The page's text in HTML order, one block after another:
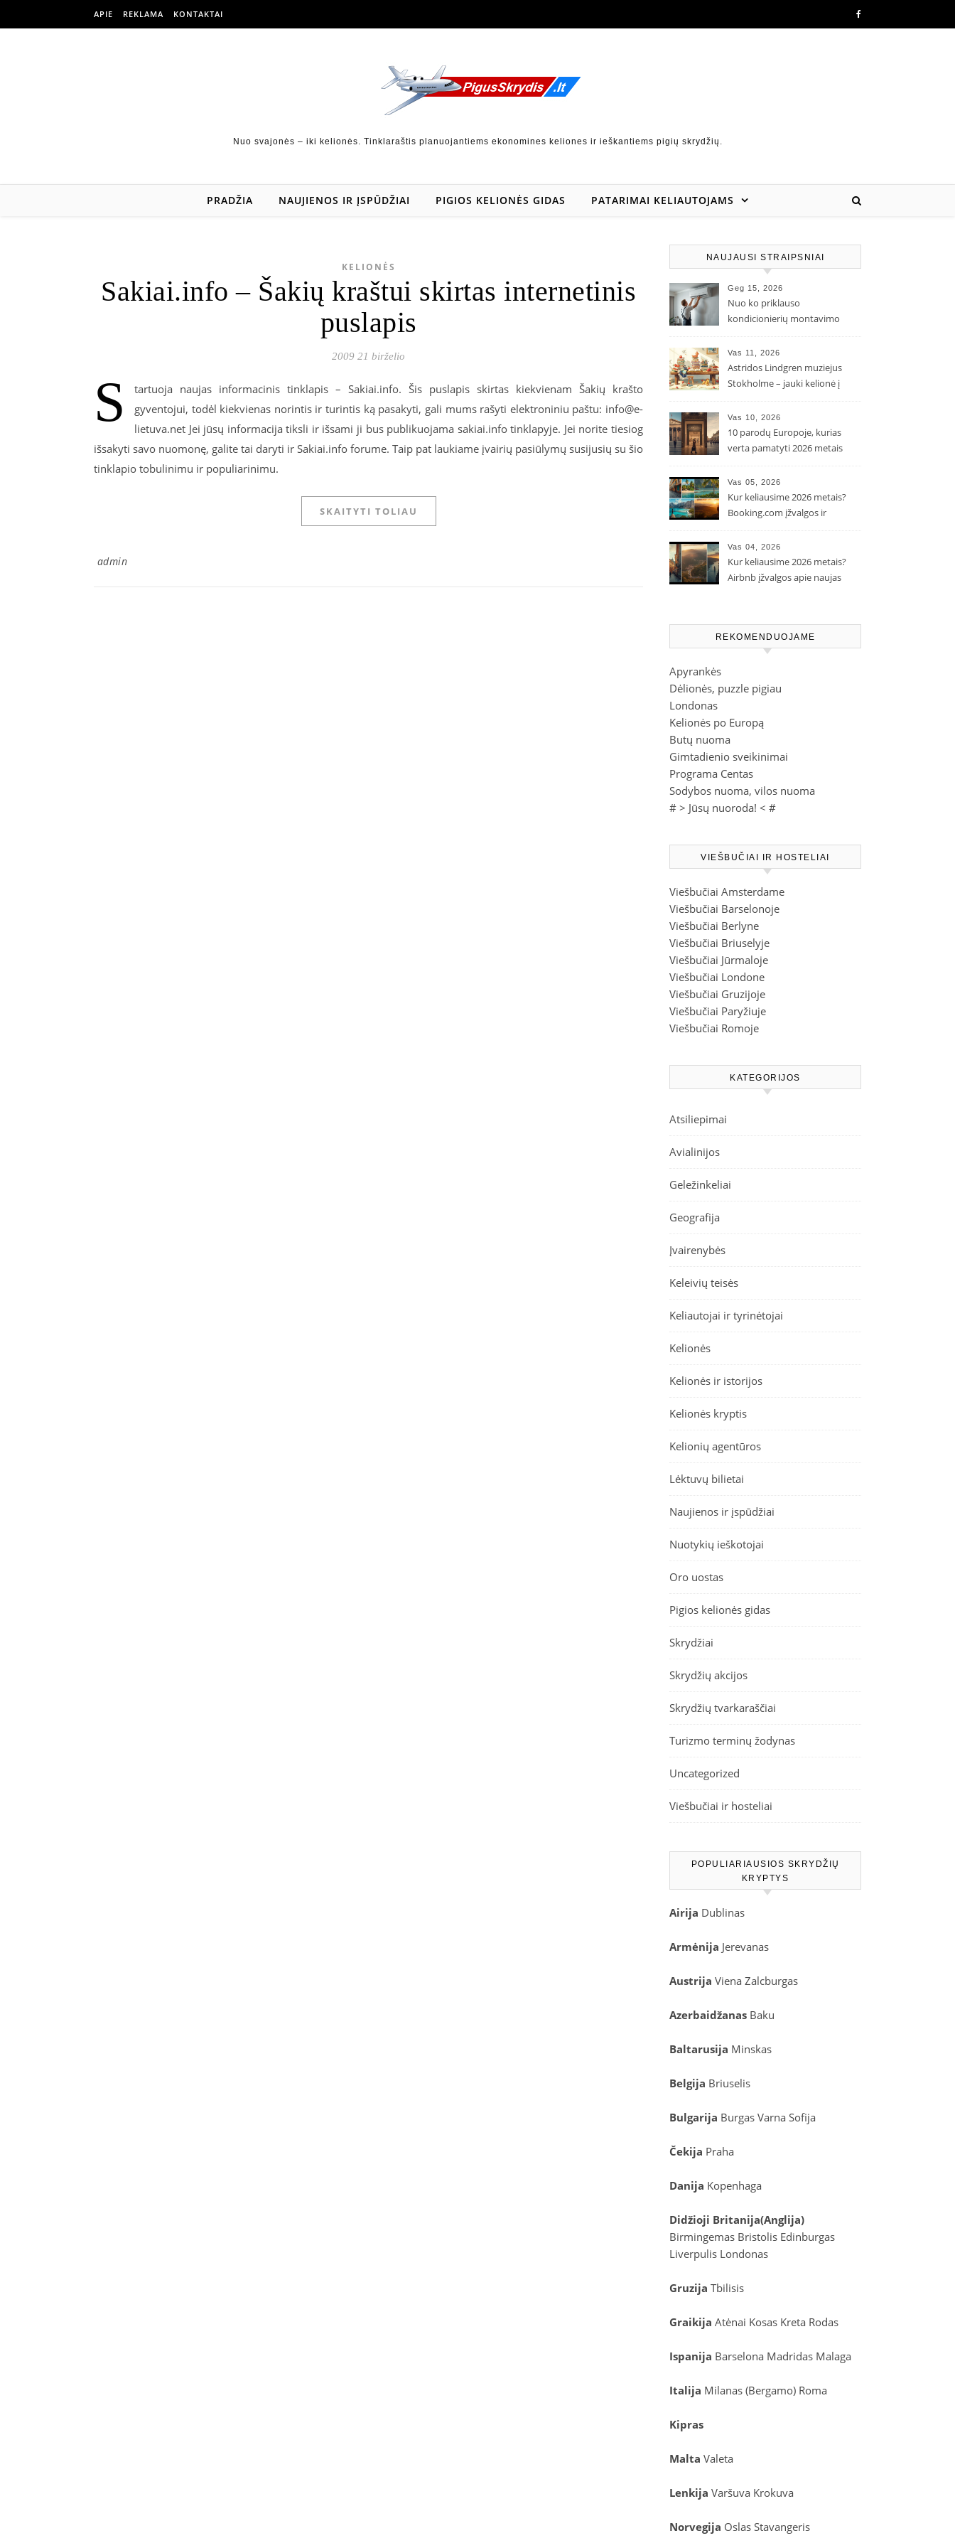
APIE REKLAMA KONTAKTAI
Nuo svajonės – iki kelionės. Tinklaraštis planuojantiems ekonomines keliones ir ieškantiems pigių skrydžių.
PRADŽIA NAUJIENOS IR ĮSPŪDŽIAI PIGIOS KELIONĖS GIDAS PATARIMAI KELIAUTOJAMS
KELIONĖS
Sakiai.info – Šakių kraštui skirtas internetinis
puslapis
2009 21 birželio
S
tartuoja naujas informacinis tinklapis – Sakiai.info. Šis puslapis skirtas kiekvienam Šakių krašto
gyventojui, todėl kiekvienas norintis ir turintis ką pasakyti, gali mums rašyti elektroniniu paštu: info@e-
lietuva.net Jei jūsų informacija tiksli ir išsami ji bus publikuojama sakiai.info tinklapyje. Jei norite tiesiog
išsakyti savo nuomonę, galite tai daryti ir Sakiai.info forume. Taip pat laukiame įvairių pasiūlymų susijusių su šio
tinklapio tobulinimu ir populiarinimu.
SKAITYTI TOLIAU
admin
NAUJAUSI STRAIPSNIAI
Geg 15, 2026
Nuo ko priklauso
kondicionierių montavimo
Vas 11, 2026
Astridos Lindgren muziejus
Stokholme – jauki kelionė į
Vas 10, 2026
10 parodų Europoje, kurias
verta pamatyti 2026 metais
Vas 05, 2026
Kur keliausime 2026 metais?
Booking.com įžvalgos ir
Vas 04, 2026
Kur keliausime 2026 metais?
Airbnb įžvalgos apie naujas
REKOMENDUOJAME
Apyrankės
Dėlionės, puzzle pigiau
Londonas
Kelionės po Europą
Butų nuoma
Gimtadienio sveikinimai
Programa Centas
Sodybos nuoma, vilos nuoma
# > Jūsų nuoroda! < #
VIEŠBUČIAI IR HOSTELIAI
Viešbučiai Amsterdame
Viešbučiai Barselonoje
Viešbučiai Berlyne
Viešbučiai Briuselyje
Viešbučiai Jūrmaloje
Viešbučiai Londone
Viešbučiai Gruzijoje
Viešbučiai Paryžiuje
Viešbučiai Romoje
KATEGORIJOS
Atsiliepimai
Avialinijos
Geležinkeliai
Geografija
Įvairenybės
Keleivių teisės
Keliautojai ir tyrinėtojai
Kelionės
Kelionės ir istorijos
Kelionės kryptis
Kelionių agentūros
Lėktuvų bilietai
Naujienos ir įspūdžiai
Nuotykių ieškotojai
Oro uostas
Pigios kelionės gidas
Skrydžiai
Skrydžių akcijos
Skrydžių tvarkaraščiai
Turizmo terminų žodynas
Uncategorized
Viešbučiai ir hosteliai
POPULIARIAUSIOS SKRYDŽIŲ
KRYPTYS
Airija Dublinas
Armėnija Jerevanas
Austrija Viena Zalcburgas
Azerbaidžanas Baku
Baltarusija Minskas
Belgija Briuselis
Bulgarija Burgas Varna Sofija
Čekija Praha
Danija Kopenhaga
Didžioji Britanija(Anglija)
Birmingemas Bristolis Edinburgas
Liverpulis Londonas
Gruzija Tbilisis
Graikija Atėnai Kosas Kreta Rodas
Ispanija Barselona Madridas Malaga
Italija Milanas (Bergamo) Roma
Kipras
Malta Valeta
Lenkija Varšuva Krokuva
Norvegija Oslas Stavangeris